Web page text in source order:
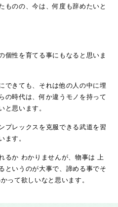
ものの、今は、何度も辞めたいと
個性を育てる事にもなると思いま
できても、それは他の人の中に埋
の時代は、何か違うモノを持って
と思います。
プレックスを克服できる武道を習
ます。
るか わかりませんが、物事は 上
というのが大事で、諦める事でそ
って欲しいなと思います。